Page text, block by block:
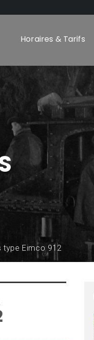
Horaires & Tarifs
type Eimco 912